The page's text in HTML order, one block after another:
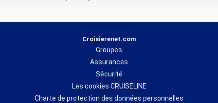
Croisierenet.com
Groupes
Assurances
Sécurité
Les cookies CRUISELINE
Charte de protection des données personnelles